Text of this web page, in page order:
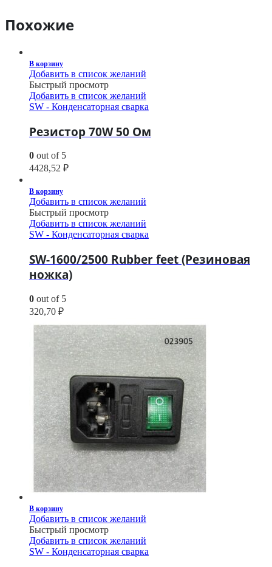
Похожие
В корзину
Добавить в список желаний
Быстрый просмотр
Добавить в список желаний
SW - Конденсаторная сварка
Резистор 70W 50 Ом
0 out of 5
4428,52 ₽
В корзину
Добавить в список желаний
Быстрый просмотр
Добавить в список желаний
SW - Конденсаторная сварка
SW-1600/2500 Rubber feet (Резиновая
ножка)
0 out of 5
320,70 ₽
В корзину
Добавить в список желаний
Быстрый просмотр
Добавить в список желаний
SW - Конденсаторная сварка